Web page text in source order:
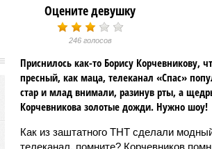
Оцените девушку
246 голосов
Приснилось как-то Борису Корчевникову,
пресный, как маца, телеканал «Спас»
стар и млад внимали, разинув рты, а
Корчевникова золотые дожди. Нужно шоу!
Как из заштатного ТНТ сделали
телеканал, помните? Корчевников